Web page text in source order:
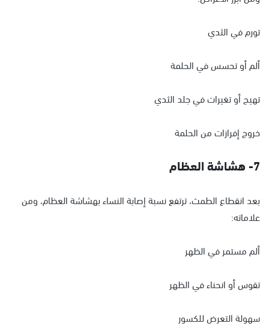
تورم في الثدي
ألم أو تحسس في الحلمة
تهيج أو تغيرات في جلد الثدي
خروج إفرازات من الحلمة
7- هشاشة العظام
بعد انقطاع الطمث، ترتفع نسبة إصابة النساء بهشاشة العظام، ومن
علاماته:
ألم مستمر في الظهر
تقوس أو انحناء في الظهر
سهولة التعرض للكسور